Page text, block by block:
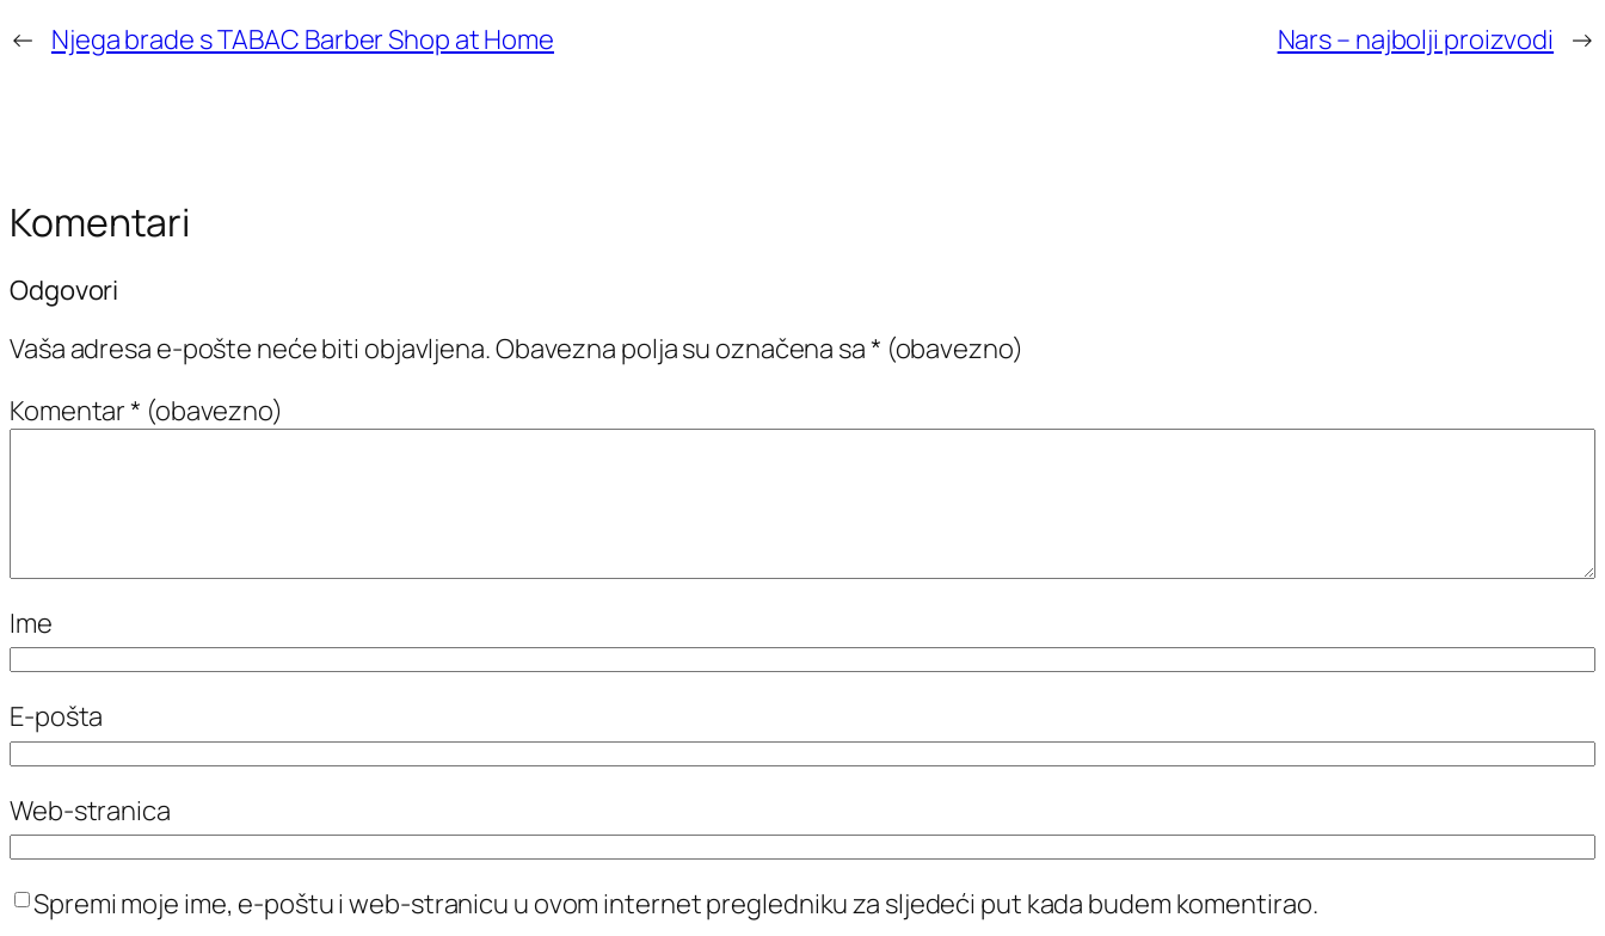
← Njega brade s TABAC Barber Shop at Home Nars – najbolji proizvodi →
Komentari
Odgovori
Vaša adresa e-pošte neće biti objavljena.Obavezna polja su označena sa* (obavezno)
Komentar* (obavezno)
Ime
E-pošta
Web-stranica
Spremi moje ime, e-poštu i web-stranicu u ovom internet pregledniku za sljedeći put kada budem komentirao.